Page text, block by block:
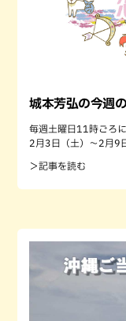
城本芳弘の今週
毎週土曜日11時ごろ
2月3日（土）～2月9
＞記事を読む